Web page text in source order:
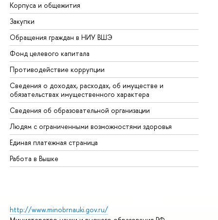
Корпуса и общежития
Закупки
Обращения граждан в НИУ ВШЭ
Фонд целевого капитала
Противодействие коррупции
Сведения о доходах, расходах, об имуществе и
обязательствах имущественного характера
Сведения об образовательной организации
Людям с ограниченными возможностями здоровья
Единая платежная страница
Работа в Вышке
http://www.minobrnauki.gov.ru/